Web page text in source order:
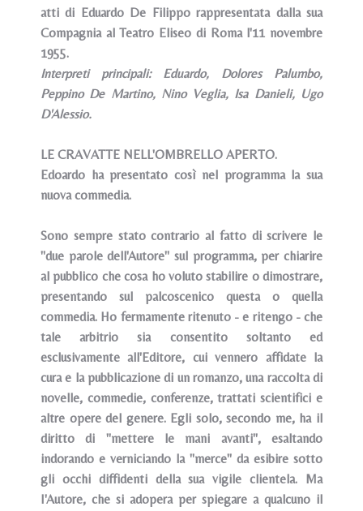
atti di Eduardo De Filippo rappresentata dalla sua
Compagnia al Teatro Eliseo di Roma l'11 novembre
1955.
Interpreti principali: Eduardo, Dolores Palumbo,
Peppino De Martino, Nino Veglia, Isa Danieli, Ugo
D'Alessio.
LE CRAVATTE NELL'OMBRELLO APERTO.
Edoardo ha presentato così nel programma la sua
nuova commedia.
Sono sempre stato contrario al fatto di scrivere le
"due parole dell'Autore" sul programma, per chiarire
al pubblico che cosa ho voluto stabilire o dimostrare,
presentando sul palcoscenico questa o quella
commedia. Ho fermamente ritenuto - e ritengo - che
tale arbitrio sia consentito soltanto ed
esclusivamente all'Editore, cui vennero affidate la
cura e la pubblicazione di un romanzo, una raccolta di
novelle, commedie, conferenze, trattati scientifici e
altre opere del genere. Egli solo, secondo me, ha il
diritto di "mettere le mani avanti", esaltando
indorando e verniciando la "merce" da esibire sotto
gli occhi diffidenti della sua vigile clientela. Ma
I'Autore, che si adopera per spiegare a qualcuno il